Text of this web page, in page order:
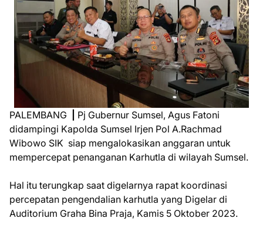
PALEMBANG
Pj Gubernur Sumsel, Agus Fatoni
didampingi Kapolda Sumsel Irjen Pol A.Rachmad
Wibowo SIK siap mengalokasikan anggaran untuk
mempercepat penanganan Karhutla di wilayah Sumsel.
Hal itu terungkap saat digelarnya rapat koordinasi
percepatan pengendalian karhutla yang Digelar di
Auditorium Graha Bina Praja, Kamis 5 Oktober 2023.